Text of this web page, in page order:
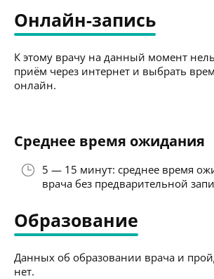
Онлайн-запись
К этому врачу на данный момент
приём через интернет и выбрать
онлайн.
Среднее время ожидания
5 — 15 минут: среднее время
врача без предварительной
Образование
Данных об образовании врача и
нет.